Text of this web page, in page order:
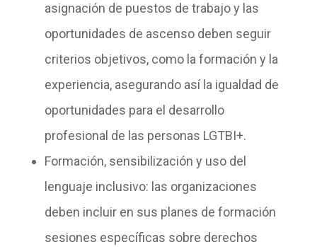
asignación de puestos de trabajo y las
oportunidades de ascenso deben seguir
criterios objetivos, como la formación y la
experiencia, asegurando así la igualdad de
oportunidades para el desarrollo
profesional de las personas LGTBI+.
Formación, sensibilización y uso del
lenguaje inclusivo: las organizaciones
deben incluir en sus planes de formación
sesiones específicas sobre derechos